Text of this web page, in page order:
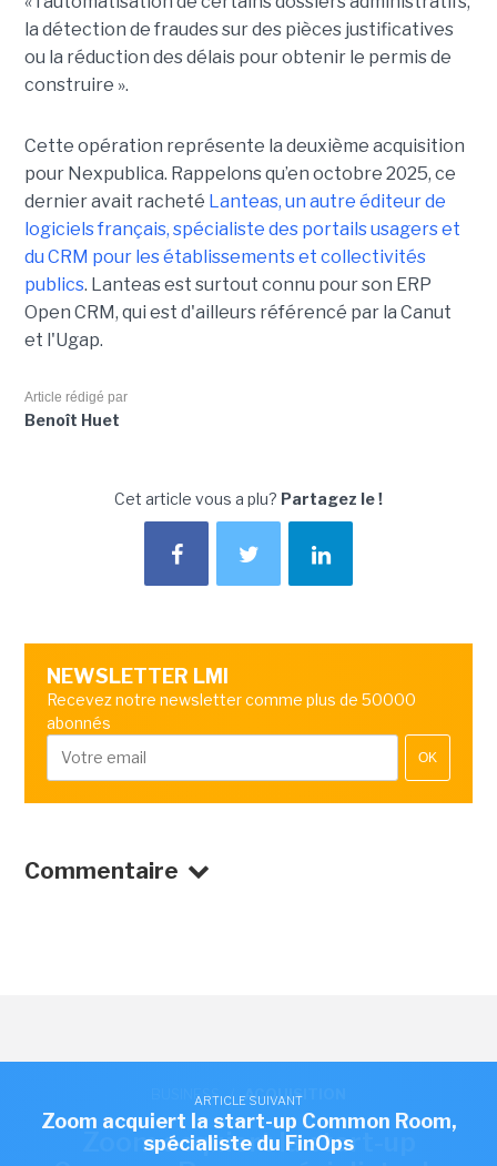
la détection de fraudes sur des pièces justificatives
ou la réduction des délais pour obtenir le permis de
construire ».
Cette opération représente la deuxième acquisition
pour Nexpublica. Rappelons qu’en octobre 2025, ce
dernier avait racheté Lanteas, un autre éditeur de
logiciels français, spécialiste des portails usagers et
du CRM pour les établissements et collectivités
publics. Lanteas est surtout connu pour son ERP
Open CRM, qui est d'ailleurs référencé par la Canut
et l'Ugap.
Article rédigé par
Benoît Huet
Cet article vous a plu? Partagez le !
NEWSLETTER LMI
Recevez notre newsletter comme plus de 50000
abonnés
OK
Commentaire
ARTICLE SUIVANT
Zoom acquiert la start-up Common Room,
spécialiste du FinOps
BUSINESS / ACQUISITION
Zoom acquiert la start-up